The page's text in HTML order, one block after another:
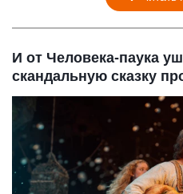
И от Человека-паука
скандальную сказку